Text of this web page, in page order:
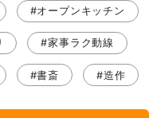
#オープンキッチン
#家事ラク動線
#書斎 #造作